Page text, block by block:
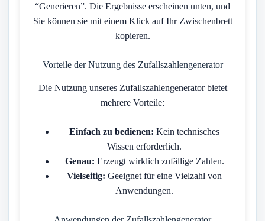
“Generieren”. Die Ergebnisse erscheinen unten, und
Sie können sie mit einem Klick auf Ihr Zwischenbrett
kopieren.
Vorteile der Nutzung des Zufallszahlengenerator
Die Nutzung unseres Zufallszahlengenerator bietet
mehrere Vorteile:
Einfach zu bedienen: Kein technisches
Wissen erforderlich.
Genau: Erzeugt wirklich zufällige Zahlen.
Vielseitig: Geeignet für eine Vielzahl von
Anwendungen.